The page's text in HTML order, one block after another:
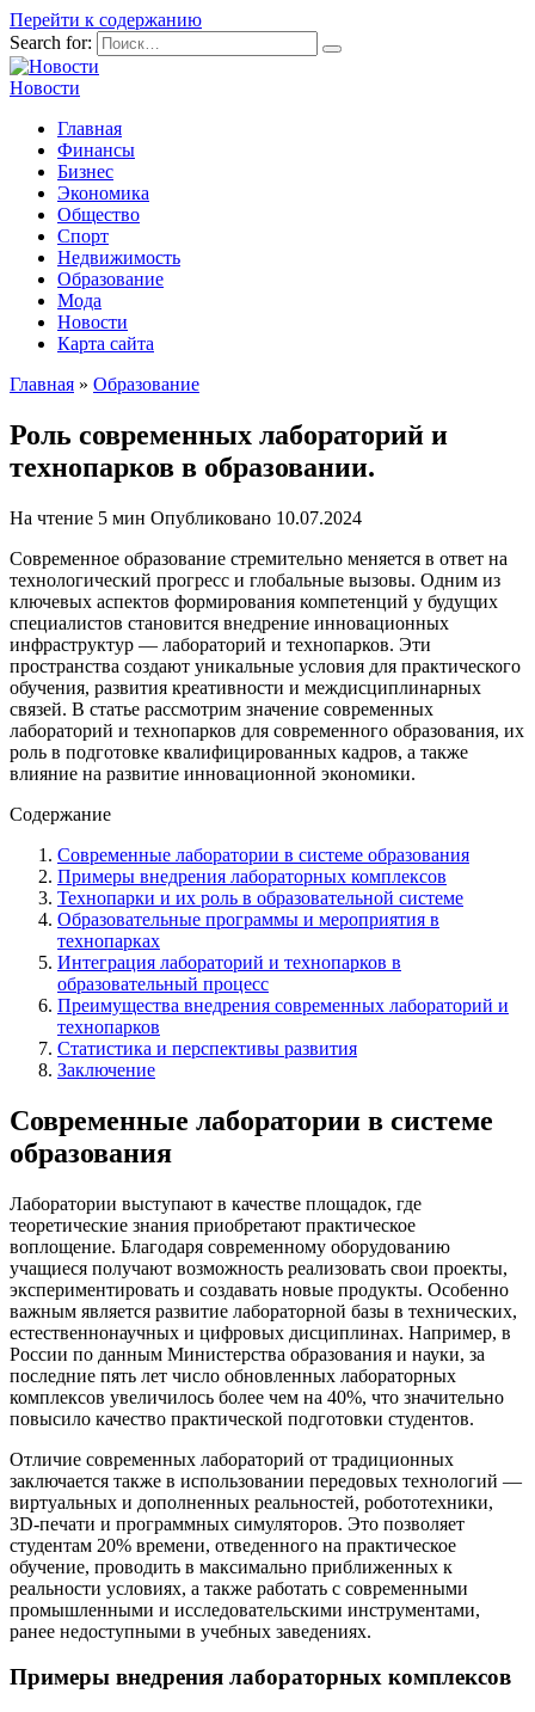
Перейти к содержанию
Search for:
Новости
Главная
Финансы
Бизнес
Экономика
Общество
Спорт
Недвижимость
Образование
Мода
Новости
Карта сайта
Главная » Образование
Роль современных лабораторий и
технопарков в образовании.
На чтение 5 мин Опубликовано 10.07.2024
Современное образование стремительно меняется в ответ на
технологический прогресс и глобальные вызовы. Одним из
ключевых аспектов формирования компетенций у будущих
специалистов становится внедрение инновационных
инфраструктур — лабораторий и технопарков. Эти
пространства создают уникальные условия для практического
обучения, развития креативности и междисциплинарных
связей. В статье рассмотрим значение современных
лабораторий и технопарков для современного образования, их
роль в подготовке квалифицированных кадров, а также
влияние на развитие инновационной экономики.
Содержание
Современные лаборатории в системе образования
Примеры внедрения лабораторных комплексов
Технопарки и их роль в образовательной системе
Образовательные программы и мероприятия в
технопарках
Интеграция лабораторий и технопарков в
образовательный процесс
Преимущества внедрения современных лабораторий и
технопарков
Статистика и перспективы развития
Заключение
Современные лаборатории в системе
образования
Лаборатории выступают в качестве площадок, где
теоретические знания приобретают практическое
воплощение. Благодаря современному оборудованию
учащиеся получают возможность реализовать свои проекты,
экспериментировать и создавать новые продукты. Особенно
важным является развитие лабораторной базы в технических,
естественнонаучных и цифровых дисциплинах. Например, в
России по данным Министерства образования и науки, за
последние пять лет число обновленных лабораторных
комплексов увеличилось более чем на 40%, что значительно
повысило качество практической подготовки студентов.
Отличие современных лабораторий от традиционных
заключается также в использовании передовых технологий —
виртуальных и дополненных реальностей, робототехники,
3D-печати и программных симуляторов. Это позволяет
студентам 20% времени, отведенного на практическое
обучение, проводить в максимально приближенных к
реальности условиях, а также работать с современными
промышленными и исследовательскими инструментами,
ранее недоступными в учебных заведениях.
Примеры внедрения лабораторных комплексов